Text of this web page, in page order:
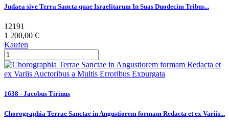
Judaea sive Terra Sancta quae Israelitarum In Suas Duodecim Tribus...
12191
1 200,00 €
Kaufen
1638 - Jacobus Tirinus
Chorographia Terrae Sanctae in Angustiorem formam Redacta et ex Variis...